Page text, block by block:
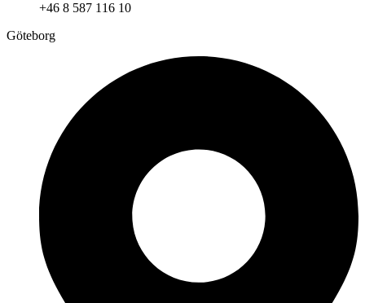
+46 8 587 116 10
Göteborg